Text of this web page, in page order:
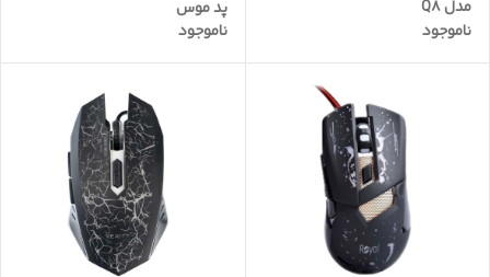
مدل Q۸
ناموجود
پد موس
ناموجود